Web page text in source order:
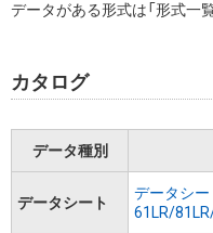
データがある形式は「形式一
カタログ
データ種別
データシート
データシー
61LR/